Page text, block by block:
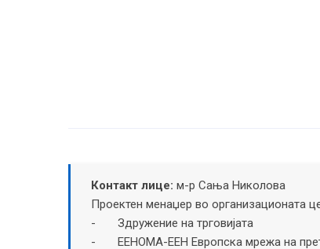
Контакт лице: м-р Сања Николова
Проектен менаџер во организационата
- Здружение на трговијата
- ЕЕНОМА-EEН Европска мрежа на